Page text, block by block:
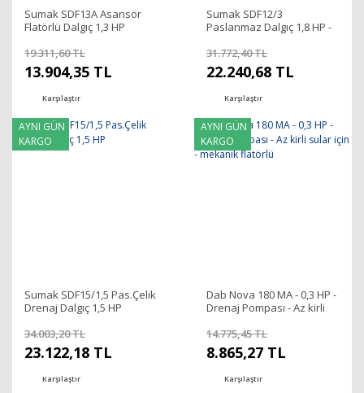
Sumak SDF13A Asansör
Flatörlü Dalgıç 1,3 HP
19.311,60 TL
13.904,35 TL
Karşılaştır
Sumak SDF12/3
Paslanmaz Dalgıç 1,8 HP -
31.772,40 TL
22.240,68 TL
Karşılaştır
AYNI GÜN
KARGO
Sumak SDF15/1,5 Pas.Çelik
Drenaj Dalgıç 1,5 HP
34.003,20 TL
23.122,18 TL
Karşılaştır
AYNI GÜN
KARGO
Dab Nova 180 MA - 0,3 HP -
Drenaj Pompası - Az kirli
14.775,45 TL
8.865,27 TL
Karşılaştır